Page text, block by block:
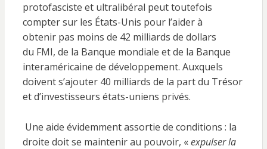
protofasciste et ultralibéral peut toutefois
compter sur les États-Unis pour l’aider à
obtenir pas moins de 42 milliards de dollars
du FMI, de la Banque mondiale et de la Banque
interaméricaine de développement. Auxquels
doivent s’ajouter 40 milliards de la part du Trésor
et d’investisseurs états-uniens privés.
Une aide évidemment assortie de conditions : la
droite doit se maintenir au pouvoir, «expulser la